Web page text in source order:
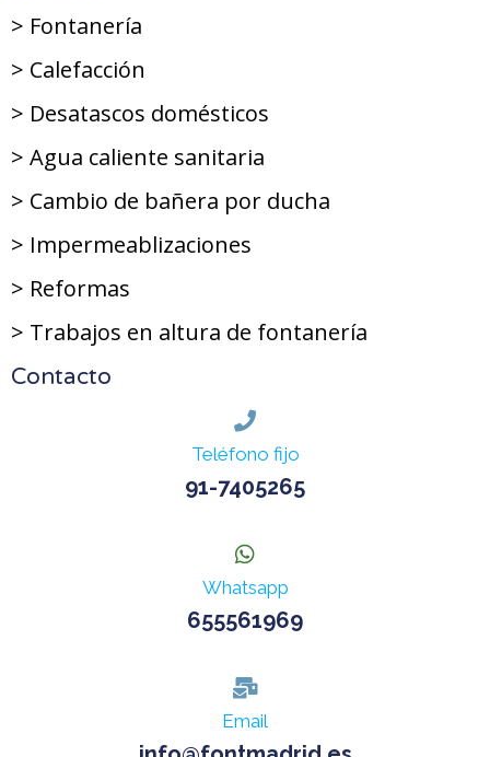
> Fontanería
> Calefacción
> Desatascos domésticos
> Agua caliente sanitaria
> Cambio de bañera por ducha
> Impermeablizaciones
> Reformas
> Trabajos en altura de fontanería
Contacto
Teléfono fijo
91-7405265
Whatsapp
655561969
Email